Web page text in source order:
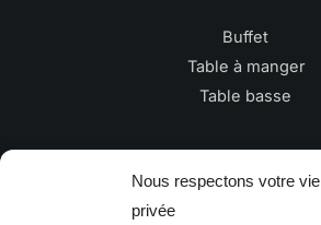
Nous respectons votre vie
privée
Buffet
Table à manger
Table basse
Newsletter